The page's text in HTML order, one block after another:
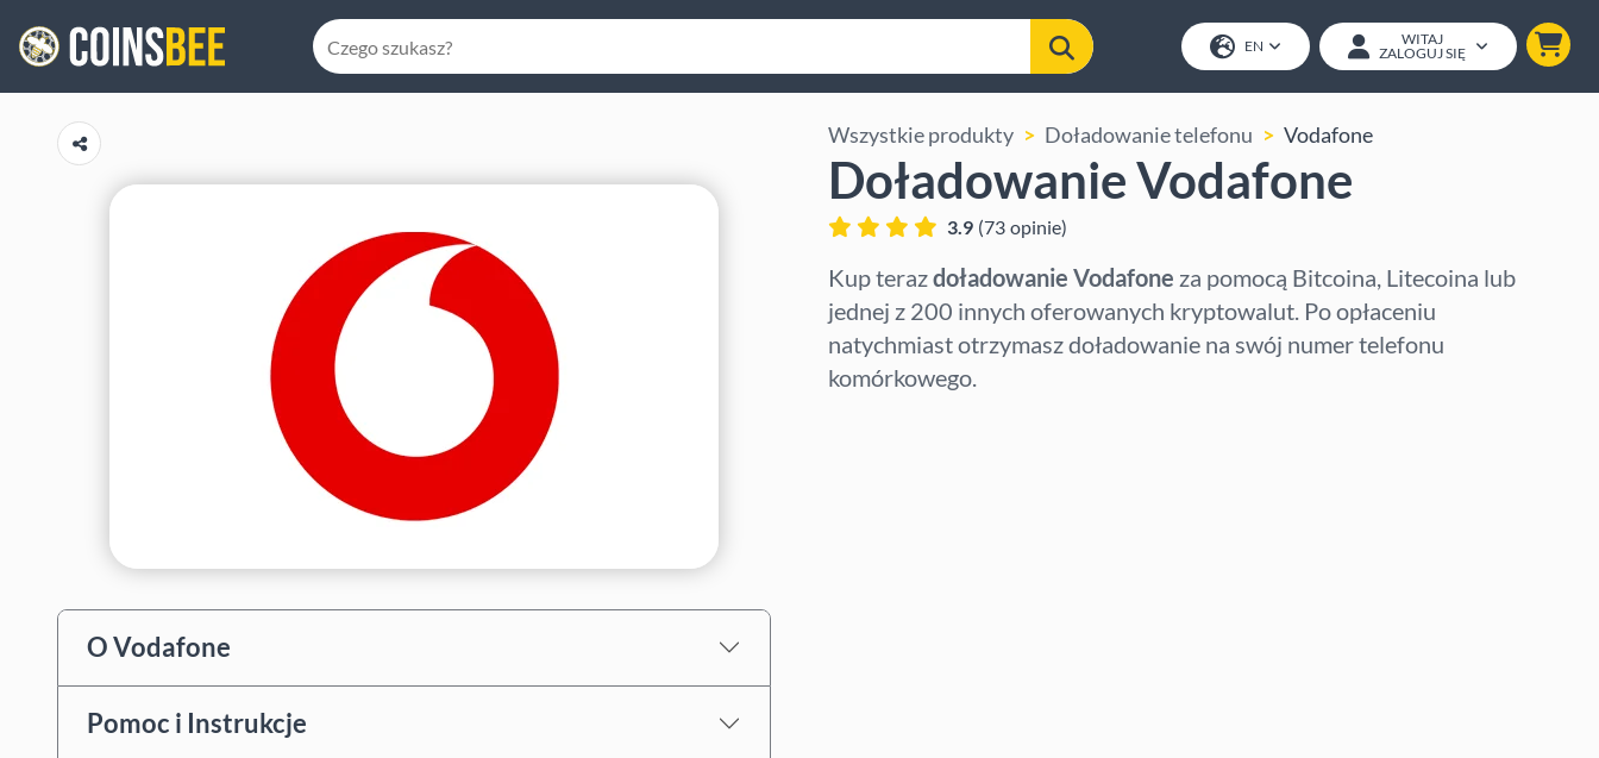
EN
WITAJ
ZALOGUJ SIĘ
O Vodafone
Pomoc i Instrukcje
Wszystkie produkty Doładowanie telefonu Vodafone
Doładowanie Vodafone
3.9 (73 opinie)
Kup terazdoładowanie Vodafone za pomocą Bitcoina, Litecoina lub
jednej z 200 innych oferowanych kryptowalut. Po opłaceniu
natychmiast otrzymasz doładowanie na swój numer telefonu
komórkowego.